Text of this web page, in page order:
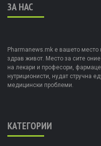
ЗА НАС
Pharmanews.mk е вашето место
здрав живот. Место за сите
на лекари и професори,
нутриционисти, нудат стручна
медицински проблеми.
КАТЕГОРИИ